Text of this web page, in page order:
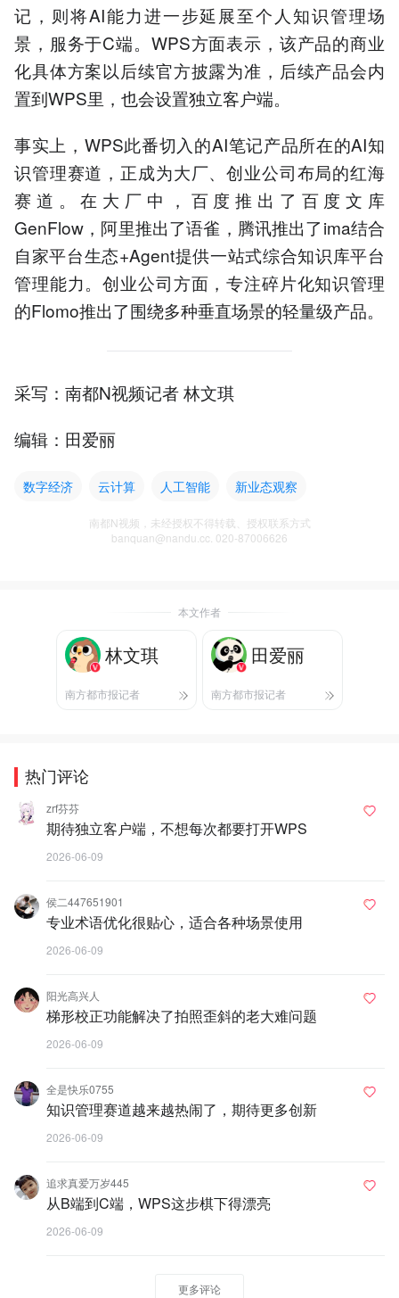
记，则将AI能力进一步延展至个人知识管理场
景，服务于C端。WPS方面表示，该产品的商业
化具体方案以后续官方披露为准，后续产品会内
置到WPS里，也会设置独立客户端。
事实上，WPS此番切入的AI笔记产品所在的AI知
识管理赛道，正成为大厂、创业公司布局的红海
赛道。在大厂中，百度推出了百度文库
GenFlow，阿里推出了语雀，腾讯推出了ima结合
自家平台生态+Agent提供一站式综合知识库平台
管理能力。创业公司方面，专注碎片化知识管理
的Flomo推出了围绕多种垂直场景的轻量级产品。
采写：南都N视频记者 林文琪
编辑：田爱丽
数字经济 云计算 人工智能 新业态观察
南都N视频，未经授权不得转载、授权联系方式
banquan@nandu.cc. 020-87006626
本文作者
林文琪
南方都市报记者
田爱丽
南方都市报记者
热门评论
zrf芬芬
期待独立客户端，不想每次都要打开WPS
2026-06-09
侯二447651901
专业术语优化很贴心，适合各种场景使用
2026-06-09
阳光高兴人
梯形校正功能解决了拍照歪斜的老大难问题
2026-06-09
全是快乐0755
知识管理赛道越来越热闹了，期待更多创新
2026-06-09
追求真爱万岁445
从B端到C端，WPS这步棋下得漂亮
2026-06-09
更多评论